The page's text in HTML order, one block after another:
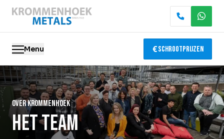
Menu Schrootprijzen
Oude metalen
Elektronica recycling
Slopen & demontage
Over krommenhoek
Het team